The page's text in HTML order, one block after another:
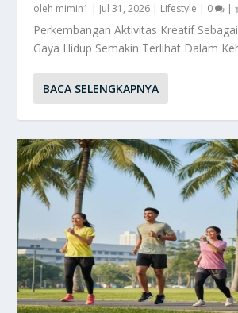
oleh mimin1 | Jul 31, 2026 | Lifestyle | 0 |
Perkembangan Aktivitas Kreatif
Gaya Hidup Semakin Terlihat Dalam
BACA SELENGKAPNYA